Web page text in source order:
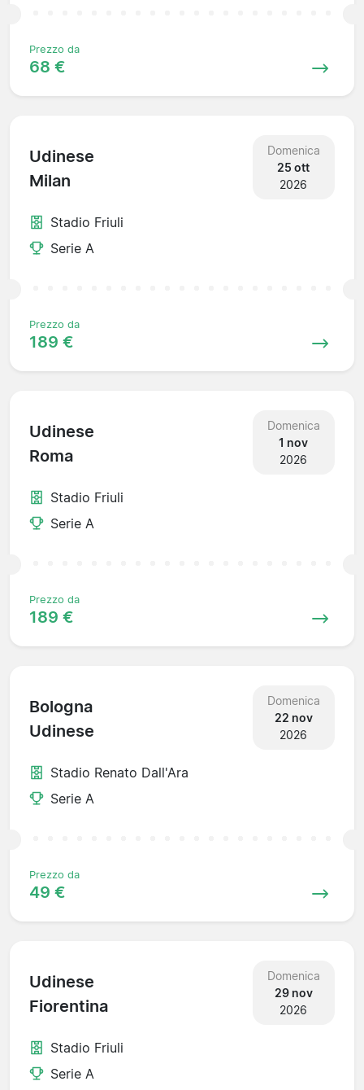
Prezzo da
68 €
Udinese
Milan
Domenica
25 ott
2026
Stadio Friuli
Serie A
Prezzo da
189 €
Udinese
Roma
Domenica
1 nov
2026
Stadio Friuli
Serie A
Prezzo da
189 €
Bologna
Udinese
Domenica
22 nov
2026
Stadio Renato Dall'Ara
Serie A
Prezzo da
49 €
Udinese
Fiorentina
Domenica
29 nov
2026
Stadio Friuli
Serie A